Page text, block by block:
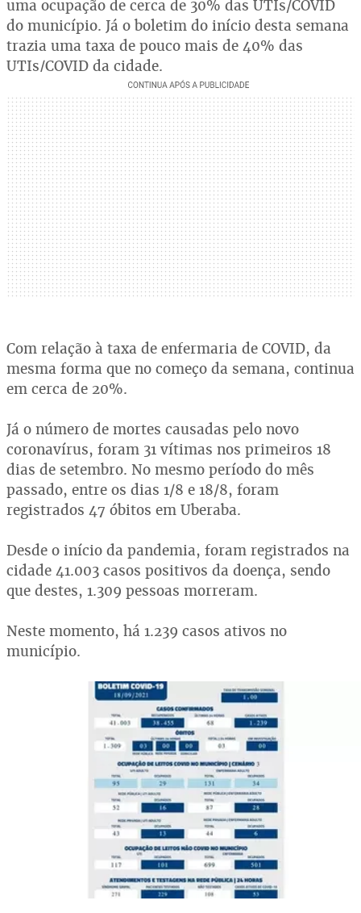
uma ocupação de cerca de 30% das UTIs/COVID
do município. Já o boletim do início desta semana
trazia uma taxa de pouco mais de 40% das
UTIs/COVID da cidade.
Com relação à taxa de enfermaria de COVID, da
mesma forma que no começo da semana, continua
em cerca de 20%.
Já o número de mortes causadas pelo novo
coronavírus, foram 31 vítimas nos primeiros 18
dias de setembro. No mesmo período do mês
passado, entre os dias 1/8 e 18/8, foram
registrados 47 óbitos em Uberaba.
Desde o início da pandemia, foram registrados na
cidade 41.003 casos positivos da doença, sendo
que destes, 1.309 pessoas morreram.
Neste momento, há 1.239 casos ativos no
município.